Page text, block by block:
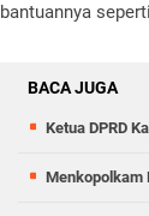
bantuannya
BACA JUGA
Ketua DPRD
Menkopolkam